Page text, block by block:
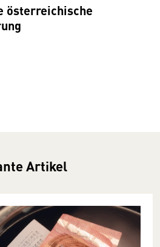
österreichische
Artikel